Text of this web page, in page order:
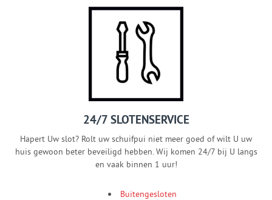
24/7 SLOTENSERVICE
Hapert Uw slot? Rolt uw schuifpui niet meer goed of wilt U uw
huis gewoon beter beveiligd hebben. Wij komen 24/7 bij U langs
en vaak binnen 1 uur!
Buitengesloten